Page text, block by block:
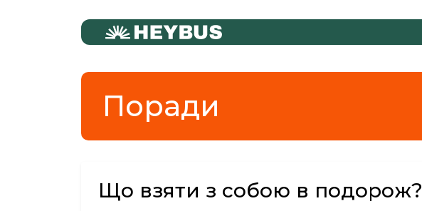
Поради
Що взяти з собою в подорож?